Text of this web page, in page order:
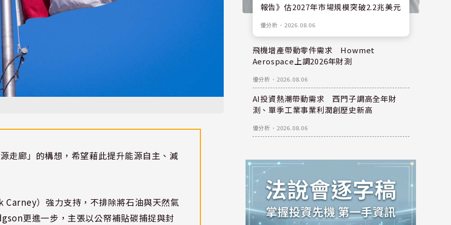
走廊」的構想，希望藉此提升能源自主、減
Carney）強力支持，不排除將石油與天然氣
更進一步，主張以公帑補貼碳捕捉與封
報告》估2027年市場規模突破2.2兆美元
優分析 ． 2026.08.06
飛機增產帶動零件需求 Howmet
Aerospace上調2026年財測
優分析 ． 2026.08.06
AI投資熱潮帶動需求 西門子調高全年財
測、單季工業事業利潤創歷史新高
優分析 ． 2026.08.06